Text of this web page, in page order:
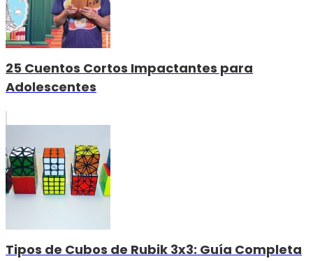
25 Cuentos Cortos Impactantes para
Adolescentes
Tipos de Cubos de Rubik 3x3: Guía Completa